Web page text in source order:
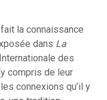
la connaissance
dans La
des
compris de leur
connexions qu’il y